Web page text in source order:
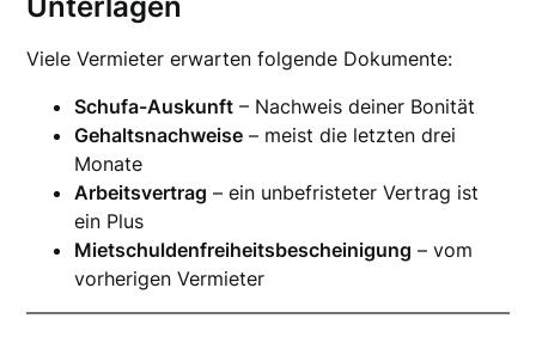
Unterlagen
Viele Vermieter erwarten folgende Dokumente:
Schufa-Auskunft – Nachweis deiner Bonität
Gehaltsnachweise – meist die letzten drei
Monate
Arbeitsvertrag – ein unbefristeter Vertrag ist
ein Plus
Mietschuldenfreiheitsbescheinigung – vom
vorherigen Vermieter